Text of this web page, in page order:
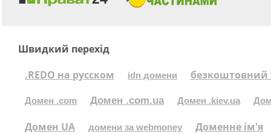
Швидкий перехід
.REDO на русском
idn домени безкоштовний
Домен .com Домен .com.ua Домен .kiev.ua
Домен UA домени за webmoney Доменне ім'я